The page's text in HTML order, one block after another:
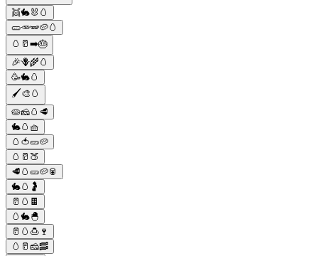
👯🐇🐰🥚
🥒🥕🫛🥔🥚
🥚🥛➡️🎂
🎉🪻🌾🥚
🥳🐇🥚
🖌️🎨🥚
🥧🧀🥚🥩
🐇🥚🧺
🥚🍅🥒🥔
🥚🥛🍑
🥩🥚🥒🥔🥫
🐇🥚🤰
🥛🥚🍫
🥚🐇🐣
🥛🥚🍮🍷
🥚🥛🧀🥓